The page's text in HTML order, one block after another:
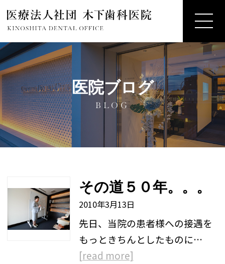
医院ブログ
BLOG
その道５０年。。。
2010年3月13日
先日、当院の患者様への接遇を
もっときちんとしたものに…
[read more]